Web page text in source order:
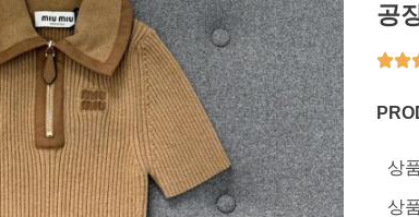
공
상
상